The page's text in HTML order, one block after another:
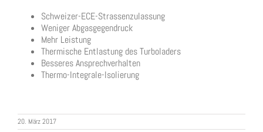
Schweizer-ECE-Strassenzulassung
Weniger Abgasgegendruck
Mehr Leistung
Thermische Entlastung des Turboladers
Besseres Ansprechverhalten
Thermo-Integrale-Isolierung
20. März 2017